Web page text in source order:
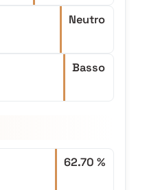
Neutro
Basso
62.70 %